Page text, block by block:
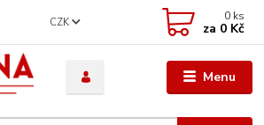
Menu
CZK 0 ks
za 0 Kč